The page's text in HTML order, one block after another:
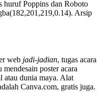
huruf Poppins dan Roboto
Arsip
web jadi-jadian, tugas acara
poster acara
atau dunia maya. Alat
Canva.com, gratis juga.